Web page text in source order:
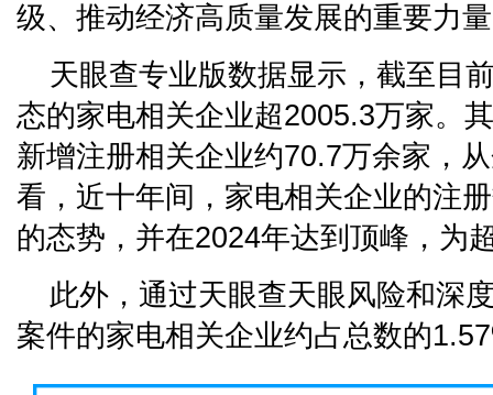
级、推动经济高质量发展的重要力
天眼查专业版数据显示，截至目
态的家电相关企业超2005.3万家。
新增注册相关企业约70.7万余家，
看，近十年间，家电相关企业的注
的态势，并在2024年达到顶峰，为
此外，通过天眼查天眼风险和深
案件的家电相关企业约占总数的